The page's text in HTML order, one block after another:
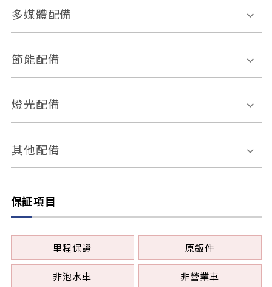
ABS防鎖死
車道偏離警示
自動停車系統 盲點偵測系統
倒車雷達
皮椅
無
有
多媒體配備
外部音源接入
節能配備
引擎啟閉系統
燈光配備
感應頭燈
頭燈光源
其他配備
保証項目
里程保證 原鈑件
非泡水車 非營業車